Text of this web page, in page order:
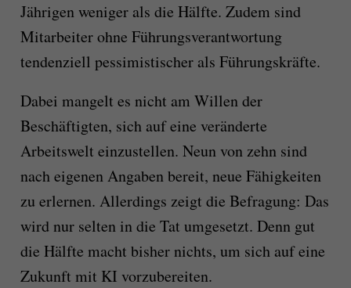
Jährigen weniger als die Hälfte. Zudem sind
Mitarbeiter ohne Führungsverantwortung
tendenziell pessimistischer als Führungskräfte.
Dabei mangelt es nicht am Willen der
Beschäftigten, sich auf eine veränderte
Arbeitswelt einzustellen. Neun von zehn sind
nach eigenen Angaben bereit, neue Fähigkeiten
zu erlernen. Allerdings zeigt die Befragung: Das
wird nur selten in die Tat umgesetzt. Denn gut
die Hälfte macht bisher nichts, um sich auf eine
Zukunft mit KI vorzubereiten.